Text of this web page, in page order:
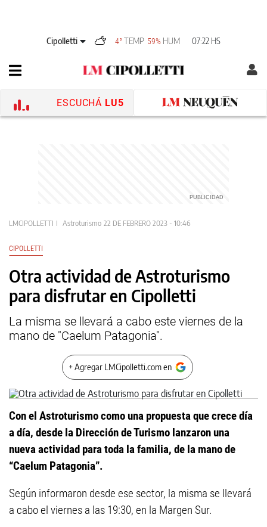
Cipolletti 4°TEMP 59% HUM 07:22 HS
ESCUCHÁ LU5
LMCIPOLLETTI Astroturismo 22 DE FEBRERO 2023 - 10:46
CIPOLLETTI
Otra actividad de Astroturismo
para disfrutar en Cipolletti
La misma se llevará a cabo este viernes de la
mano de "Caelum Patagonia".
+ Agregar LMCipolletti.com en
Con el Astroturismo como una propuesta que crece día
a día, desde la Dirección de Turismo lanzaron una
nueva actividad para toda la familia, de la mano de
“Caelum Patagonia”.
Según informaron desde ese sector, la misma se llevará
a cabo el viernes a las 19:30, en la Margen Sur.